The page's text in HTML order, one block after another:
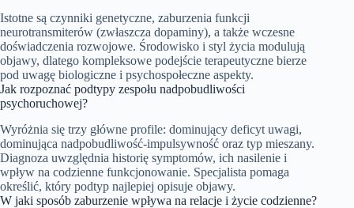
Istotne są czynniki genetyczne, zaburzenia funkcji
neurotransmiterów (zwłaszcza dopaminy), a także wczesne
doświadczenia rozwojowe. Środowisko i styl życia modulują
objawy, dlatego kompleksowe podejście terapeutyczne bierze
pod uwagę biologiczne i psychospołeczne aspekty.
Jak rozpoznać podtypy zespołu nadpobudliwości
psychoruchowej?
Wyróżnia się trzy główne profile: dominujący deficyt uwagi,
dominująca nadpobudliwość-impulsywność oraz typ mieszany.
Diagnoza uwzględnia historię symptomów, ich nasilenie i
wpływ na codzienne funkcjonowanie. Specjalista pomaga
określić, który podtyp najlepiej opisuje objawy.
W jaki sposób zaburzenie wpływa na relacje i życie codzienne?